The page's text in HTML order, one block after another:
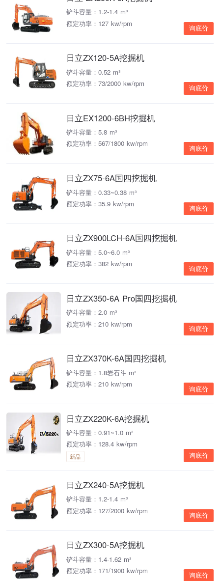
铲斗容量：1.2-1.4 m³
额定功率：127 kw/rpm
询底价
日立ZX120-5A挖掘机
铲斗容量：0.52 m³
额定功率：73/2000 kw/rpm
询底价
日立EX1200-6BH挖掘机
铲斗容量：5.8 m³
额定功率：567/1800 kw/rpm
询底价
日立ZX75-6A国四挖掘机
铲斗容量：0.33~0.38 m³
额定功率：35.9 kw/rpm
询底价
日立ZX900LCH-6A国四挖掘机
铲斗容量：5.0~6.0 m³
额定功率：382 kw/rpm
询底价
日立ZX350-6A Pro国四挖掘机
铲斗容量：2.0 m³
额定功率：210 kw/rpm
询底价
日立ZX370K-6A国四挖掘机
铲斗容量：1.8岩石斗 m³
额定功率：210 kw/rpm
询底价
日立ZX220K-6A挖掘机
铲斗容量：0.91~1.0 m³
额定功率：128.4 kw/rpm
新品 询底价
日立ZX240-5A挖掘机
铲斗容量：1.2-1.4 m³
额定功率：127/2000 kw/rpm
询底价
日立ZX300-5A挖掘机
铲斗容量：1.4-1.62 m³
额定功率：171/1900 kw/rpm
询底价